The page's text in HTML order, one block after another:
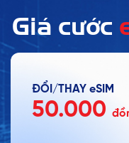
Giá cước
ĐỔI/THAY eSIM
50.000